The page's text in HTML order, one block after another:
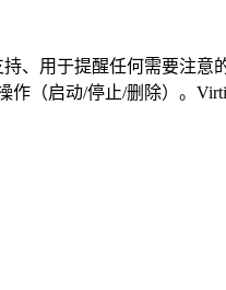
持、用于提醒任何需要注
（启动/停止/删除）。